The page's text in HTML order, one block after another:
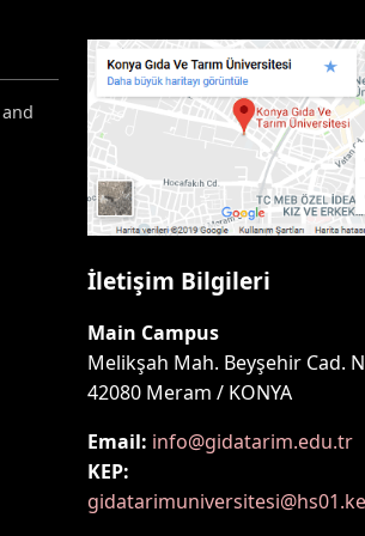
İletişim Bilgileri
Main Campus
Melikşah Mah. Beyşehir Cad.
42080 Meram / KONYA
Email: info@gidatarim.edu.tr
KEP: